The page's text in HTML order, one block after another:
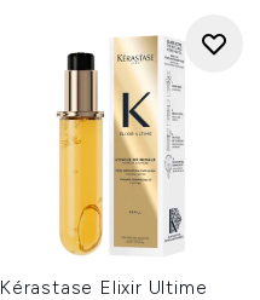
Kérastase Elixir Ultime